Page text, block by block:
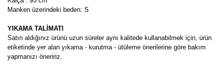
Manken üzerindeki beden: S
YIKAMA TALİMATI
Satın aldığınız ürünü uzun süreler aynı kalitede kullanabilmek için, ürün
etiketinde yer alan yıkama - kurutma - ütüleme önerilerine göre bakım
yapmanızı öneririz.